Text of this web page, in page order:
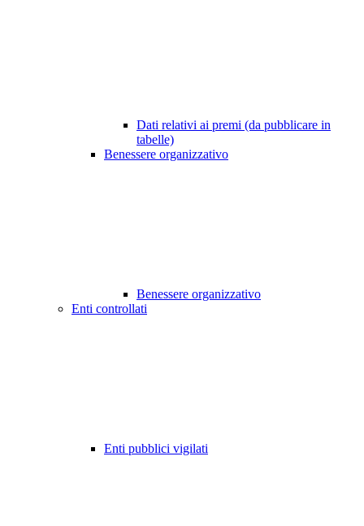
Dati relativi ai premi (da pubblicare in
tabelle)
Benessere organizzativo
Benessere organizzativo
Enti controllati
Enti pubblici vigilati